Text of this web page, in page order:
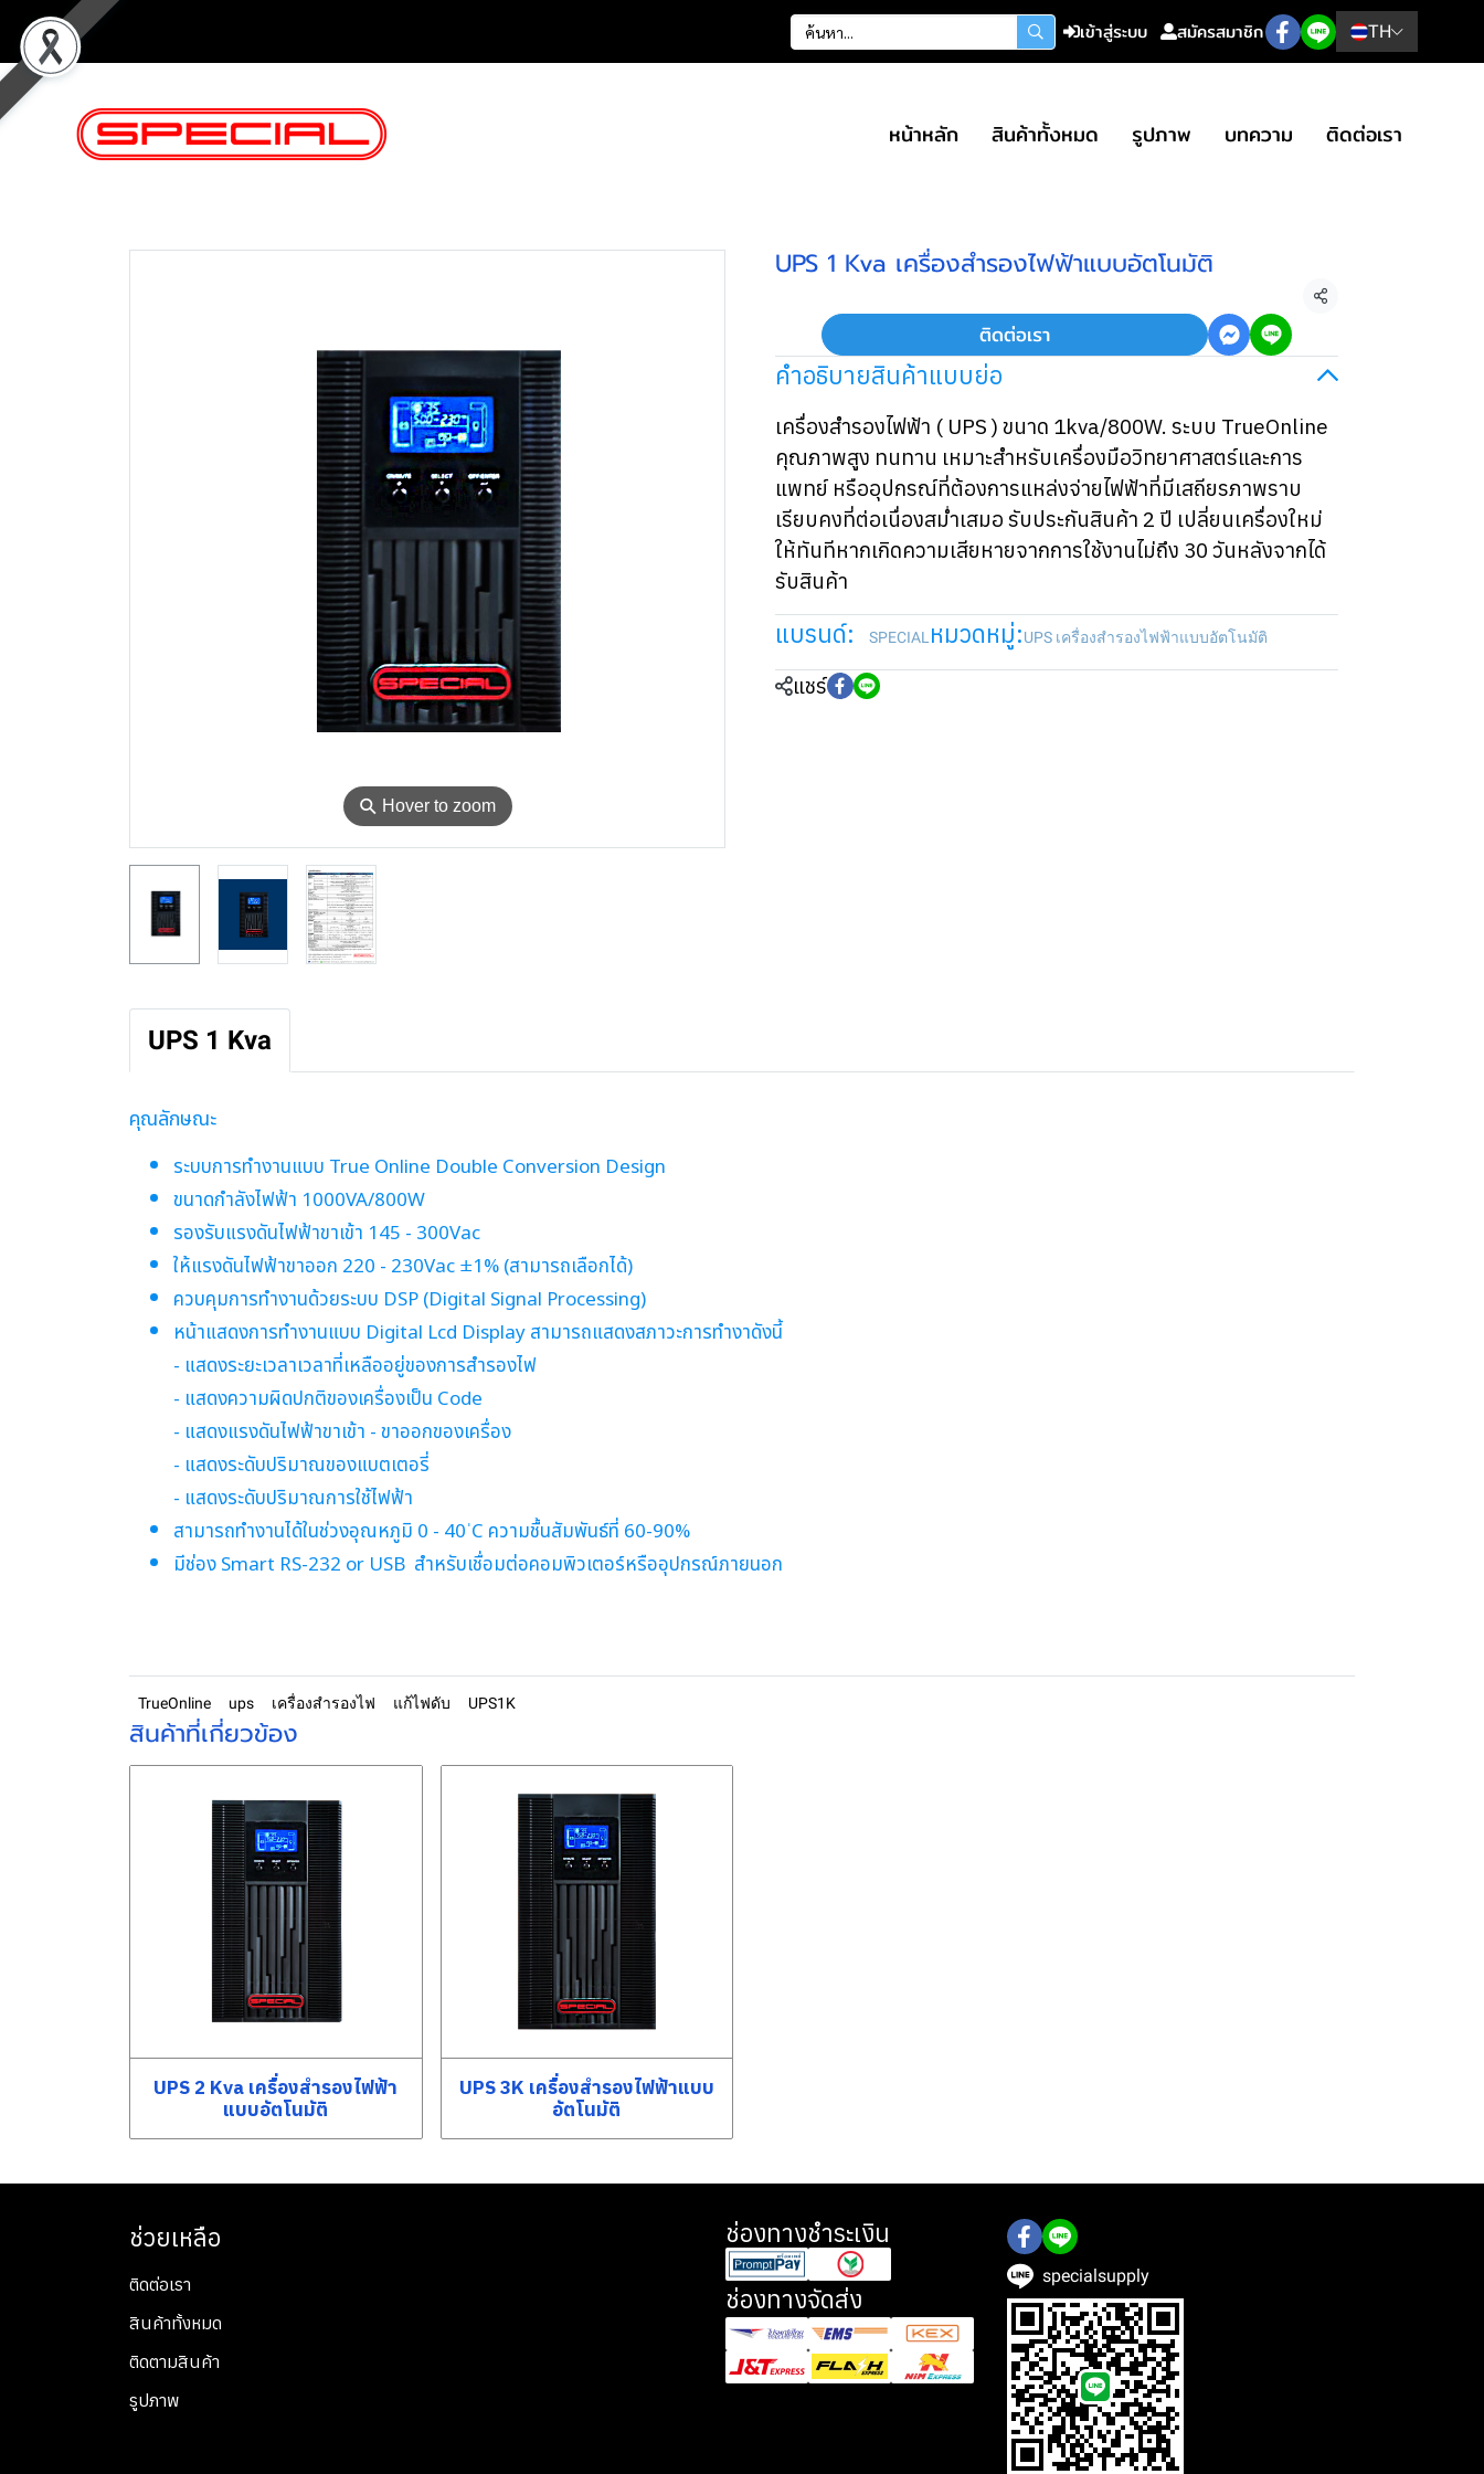
เข้าสู่ระบบ สมัครสมาชิก TH
หน้าหลัก สินค้าทั้งหมด รูปภาพ บทความ ติดต่อเรา
⚲ Hover to zoom
UPS 1 Kva เครื่องสำรองไฟฟ้าแบบอัตโนมัติ
แชร์
ติดต่อเรา
คำอธิบายสินค้าแบบย่อ
เครื่องสำรองไฟฟ้า ( UPS ) ขนาด 1kva/800W. ระบบ TrueOnline
คุณภาพสูง ทนทาน เหมาะสำหรับเครื่องมือวิทยาศาสตร์และการ
แพทย์ หรืออุปกรณ์ที่ต้องการแหล่งจ่ายไฟฟ้าที่มีเสถียรภาพราบ
เรียบคงที่ต่อเนื่องสม่ำเสมอ รับประกันสินค้า 2 ปี เปลี่ยนเครื่องใหม่
ให้ทันทีหากเกิดความเสียหายจากการใช้งานไม่ถึง 30 วันหลังจากได้
รับสินค้า
แบรนด์: SPECIAL หมวดหมู่:UPS เครื่องสำรองไฟฟ้าแบบอัตโนมัติ
แชร์
UPS 1 Kva
คุณลักษณะ
ระบบการทํางานแบบ True Online Double Conversion Design
ขนาดกำลังไฟฟ้า 1000VA/800W
รองรับแรงดันไฟฟ้าขาเข้า 145 - 300Vac
ให้แรงดันไฟฟ้าขาออก 220 - 230Vac ±1% (สามารถเลือกได้)
ควบคุมการทํางานด้วยระบบ DSP (Digital Signal Processing)
หน้าแสดงการทำงานแบบ Digital Lcd Display สามารถแสดงสภาวะการทำงาดังนี้
- แสดงระยะเวลาเวลาที่เหลืออยู่ของการสำรองไฟ
- แสดงความผิดปกติของเครื่องเป็น Code
- แสดงแรงดันไฟฟ้าขาเข้า - ขาออกของเครื่อง
- แสดงระดับปริมาณของแบตเตอรี่
- แสดงระดับปริมาณการใช้ไฟฟ้า
สามารถทำงานได้ในช่วงอุณหภูมิ 0 - 40 ่C ความชื้นสัมพันธ์ที่ 60-90%
มีช่อง Smart RS-232 or USB สำหรับเชื่อมต่อคอมพิวเตอร์หรืออุปกรณ์ภายนอก
TrueOnline ups เครื่องสำรองไฟ แก้ไฟดับ UPS1K
สินค้าที่เกี่ยวข้อง
UPS 2 Kva เครื่องสำรองไฟฟ้า
แบบอัตโนมัติ
UPS 3K เครื่องสำรองไฟฟ้าแบบ
อัตโนมัติ
ช่วยเหลือ
ติดต่อเรา
สินค้าทั้งหมด
ติดตามสินค้า
รูปภาพ
ช่องทางชำระเงิน
ช่องทางจัดส่ง
specialsupply